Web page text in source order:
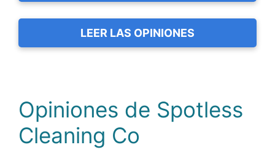
LEER LAS OPINIONES
Opiniones de Spotless
Cleaning Co